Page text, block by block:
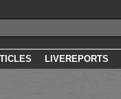
LIVEREPORTS